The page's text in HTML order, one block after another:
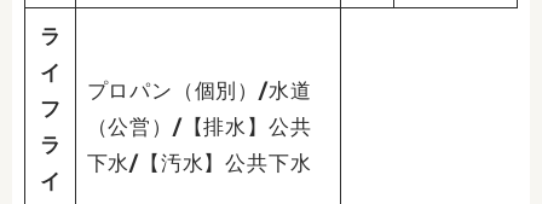
ラ
イ
フ
ラ
イ
プロパン（個別）/水道
（公営）/【排水】公共
下水/【汚水】公共下水